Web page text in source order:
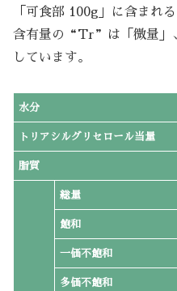
「可食部 100g」に含まれ
含有量の“Tr”は「微量」
しています。
水分
トリアシルグリセロール当量
脂質
総量
飽和
一価不飽和
多価不飽和